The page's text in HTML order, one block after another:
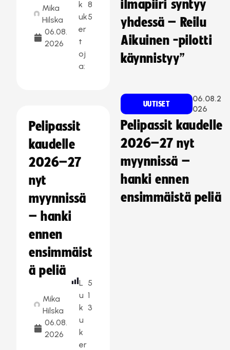
Mika
Hilska
06.08.
2026
k
uk
er
t
oj
a:
8
5
Pelipassit
kaudelle
2026–27
nyt
myynnissä
– hanki
ennen
ensimmäist
ä peliä
Mika
Hilska
06.08.
2026
L
u
k
u
k
er
5
1
3
ilmapiiri syntyy
yhdessä – Reilu
Aikuinen -pilotti
käynnistyy”
UUTISET
06.08.2
026
Pelipassit kaudelle
2026–27 nyt
myynnissä –
hanki ennen
ensimmäistä peliä